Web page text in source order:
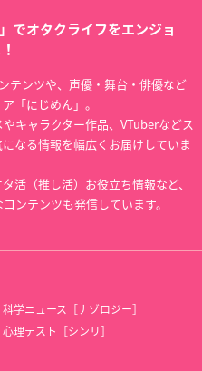
でオタクライフをエンジョ
テンツや、声優・舞台・俳優など
「にじめん」。
キャラクター作品、VTuberなどス
なる情報を幅広くお届けしていま
活（推し活）お役立ち情報など、
ンテンツも発信しています。
科学ニュース［ナゾロジー］
心理テスト［シンリ］